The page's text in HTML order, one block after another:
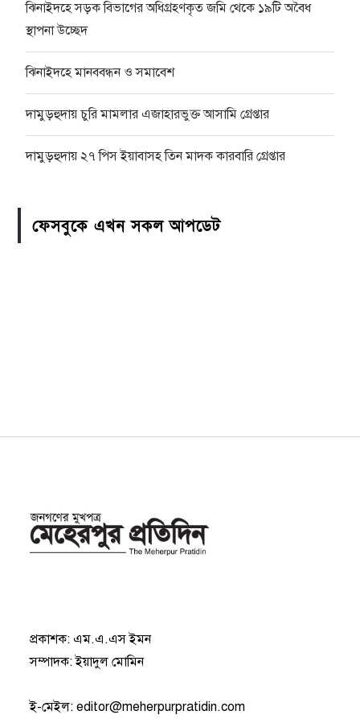
ঝিনাইদহে সড়ক বিভাগের অধিগ্রহণকৃত জমি থেকে ১৯টি অবৈধ
স্থাপনা উচ্ছেদ
ঝিনাইদহে মানববন্ধন ও সমাবেশ
দামুড়হুদায় চুরি মামলার এজাহারভুক্ত আসামি গ্রেপ্তার
দামুড়হুদায় ২৭ পিস ইয়াবাসহ তিন মাদক কারবারি গ্রেপ্তার
ফেসবুকে এখন সকল আপডেট
প্রকাশক: এম.এ.এস ইমন
সম্পাদক: ইয়াদুল মোমিন
ই-মেইল:editor@meherpurpratidin.com